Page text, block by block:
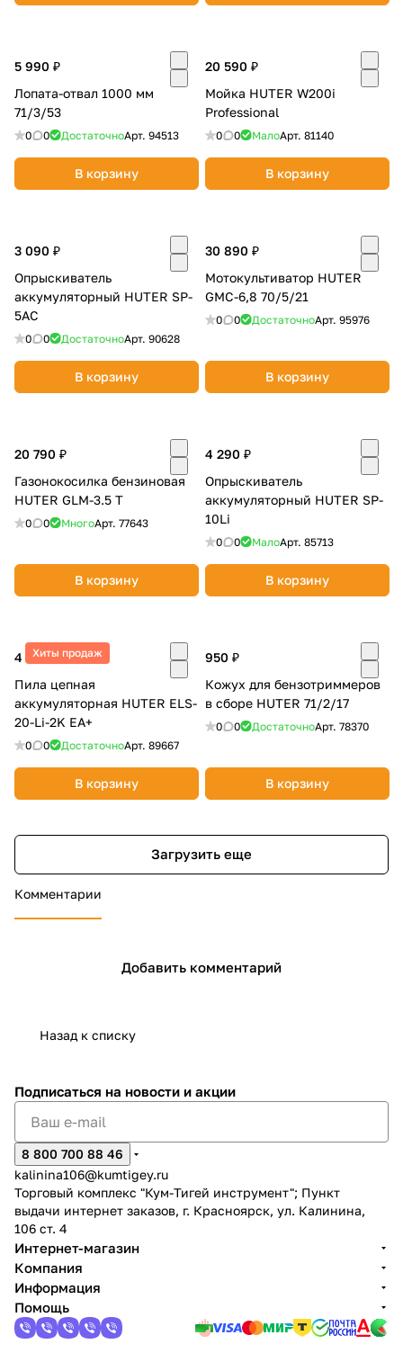
5 990 ₽
Лопата-отвал 1000 мм
71/3/53
0 0 ДостаточноАрт. 94513
В корзину
20 590 ₽
Мойка HUTER W200i
Professional
0 0 МалоАрт. 81140
В корзину
3 090 ₽
Опрыскиватель
аккумуляторный HUTER SP-
5AC
0 0 ДостаточноАрт. 90628
В корзину
30 890 ₽
Мотокультиватор HUTER
GMC-6,8 70/5/21
0 0 ДостаточноАрт. 95976
В корзину
20 790 ₽
Газонокосилка бензиновая
HUTER GLM-3.5 T
0 0 МногоАрт. 77643
В корзину
4 290 ₽
Опрыскиватель
аккумуляторный HUTER SP-
10Li
0 0 МалоАрт. 85713
В корзину
Хиты продаж
4 290 ₽
Пила цепная
аккумуляторная HUTER ELS-
20-Li-2K EA+
0 0 ДостаточноАрт. 89667
В корзину
950 ₽
Кожух для бензотриммеров
в сборе HUTER 71/2/17
0 0 ДостаточноАрт. 78370
В корзину
Загрузить еще
Комментарии
Добавить комментарий
Назад к списку
Подписаться на новости и акции
8 800 700 88 46
kalinina106@kumtigey.ru
Торговый комплекс "Кум-Тигей инструмент"; Пункт
выдачи интернет заказов, г. Красноярск, ул. Калинина,
106 ст. 4
Интернет-магазин
Компания
Информация
Помощь